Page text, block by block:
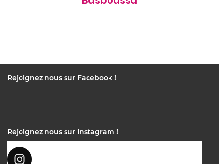
Rejoignez nous sur Facebook !
Rejoignez nous sur Instagram !